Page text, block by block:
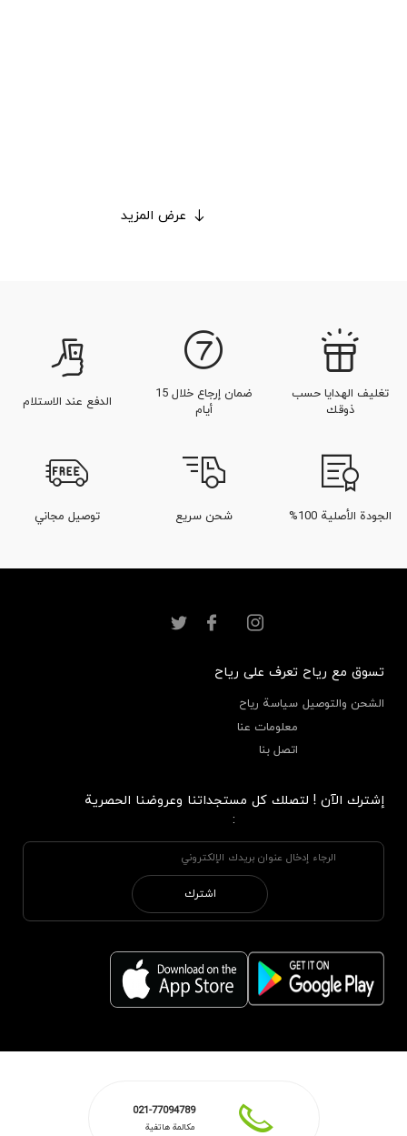
عرض المزيد
تغليف الهدايا حسب
ذوقك
ضمان إرجاع خلال 15
أيام
الدفع عند الاستلام
الجودة الأصلية 100% شحن سريع توصيل مجاني
تسوق مع رياح
الشحن والتوصيل
تعرف على رياح
سياسة رياح
معلومات عنا
اتصل بنا
إشترك الآن ! لتصلك كل مستجداتنا وعروضنا الحصرية
:
اشترك
021-77094789
مكالمة هاتفية